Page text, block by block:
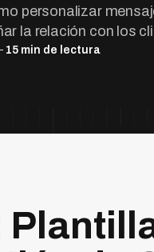
personalizar
la relación con los
15 min de lectura